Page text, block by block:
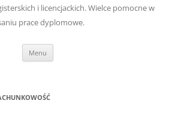
i licencjackich. Wielce pomocne w
prace dyplomowe.
Menu